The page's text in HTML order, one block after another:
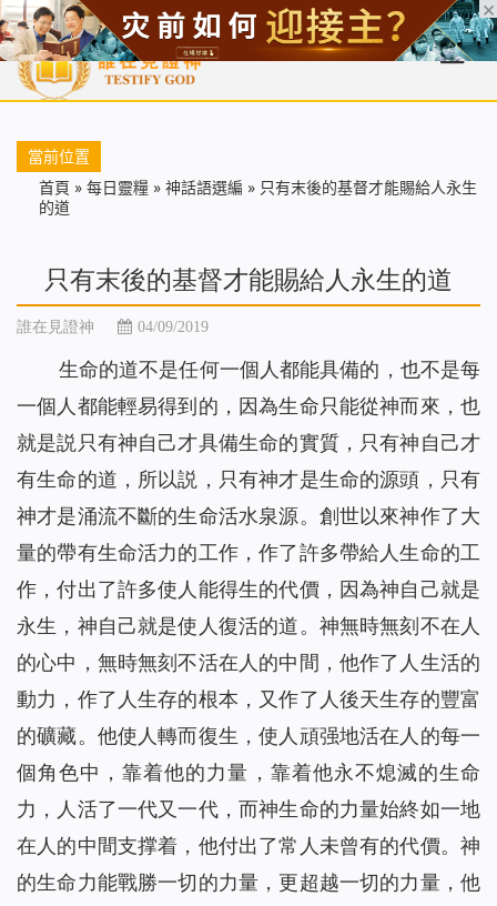
首頁 每日靈糧 天國福音 基督徒見證 信仰解答 聖經
當前位置
首頁 » 每日靈糧 » 神話語選編 » 只有末後的基督才能賜給人永生
的道
只有末後的基督才能賜給人永生的道
誰在見證神 04/09/2019
生命的道不是任何一個人都能具備的，也不是每
一個人都能輕易得到的，因為生命只能從神而來，也
就是説只有神自己才具備生命的實質，只有神自己才
有生命的道，所以説，只有神才是生命的源頭，只有
神才是涌流不斷的生命活水泉源。創世以來神作了大
量的帶有生命活力的工作，作了許多帶給人生命的工
作，付出了許多使人能得生的代價，因為神自己就是
永生，神自己就是使人復活的道。神無時無刻不在人
的心中，無時無刻不活在人的中間，他作了人生活的
動力，作了人生存的根本，又作了人後天生存的豐富
的礦藏。他使人轉而復生，使人頑强地活在人的每一
個角色中，靠着他的力量，靠着他永不熄滅的生命
力，人活了一代又一代，而神生命的力量始終如一地
在人的中間支撑着，他付出了常人未曾有的代價。神
的生命力能戰勝一切的力量，更超越一切的力量，他